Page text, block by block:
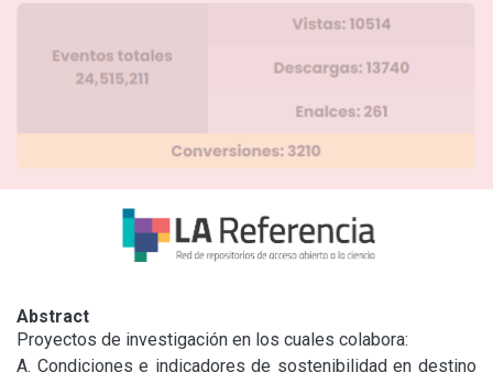
Abstract
Proyectos de investigación en los cuales colabora:
A. Condiciones e indicadores de sostenibilidad en destino